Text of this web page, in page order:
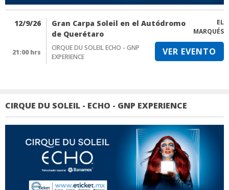
12/9/26
Gran Carpa Soleil en el Autódromo
de Querétaro
EL
MARQUÉS
21:00 hrs
CIRQUE DU SOLEIL ECHO - GNP
EXPERIENCE
VER EVENTO
CIRQUE DU SOLEIL - ECHO - GNP EXPERIENCE